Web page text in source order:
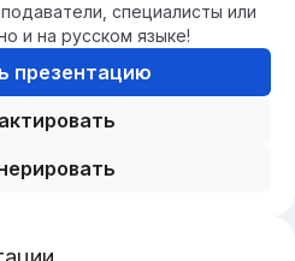
специалисты или
и на русском языке!
презентацию